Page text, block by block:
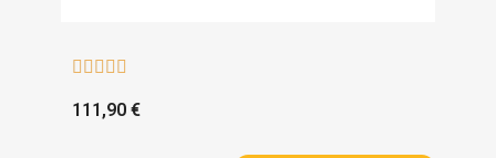
    
111,90 €